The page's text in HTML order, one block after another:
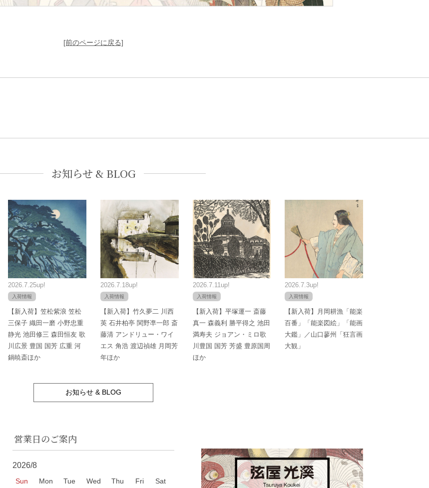
[前のページに戻る]
お知らせ & BLOG
2026.7.25up!
入荷情報
【新入荷】笠松紫浪 笠松
三保子 織田一磨 小野忠重
静光 池田修三 森田恒友 歌
川広景 豊国 国芳 広重 河
鍋暁斎ほか
2026.7.18up!
入荷情報
【新入荷】竹久夢二 川西
英 石井柏亭 関野凖一郎 斎
藤清 アンドリュー・ワイ
エス 角浩 渡辺禎雄 月岡芳
年ほか
2026.7.11up!
入荷情報
【新入荷】平塚運一 斎藤
真一 森義利 勝平得之 池田
満寿夫 ジョアン・ミロ歌
川豊国 国芳 芳盛 豊原国周
ほか
2026.7.3up!
入荷情報
【新入荷】月岡耕漁「能楽
百番」「能楽図絵」「能画
大鑑」／山口蓼州「狂言画
大観」
お知らせ & BLOG
営業日のご案内
2026/8
Sun Mon Tue Wed Thu Fri Sat